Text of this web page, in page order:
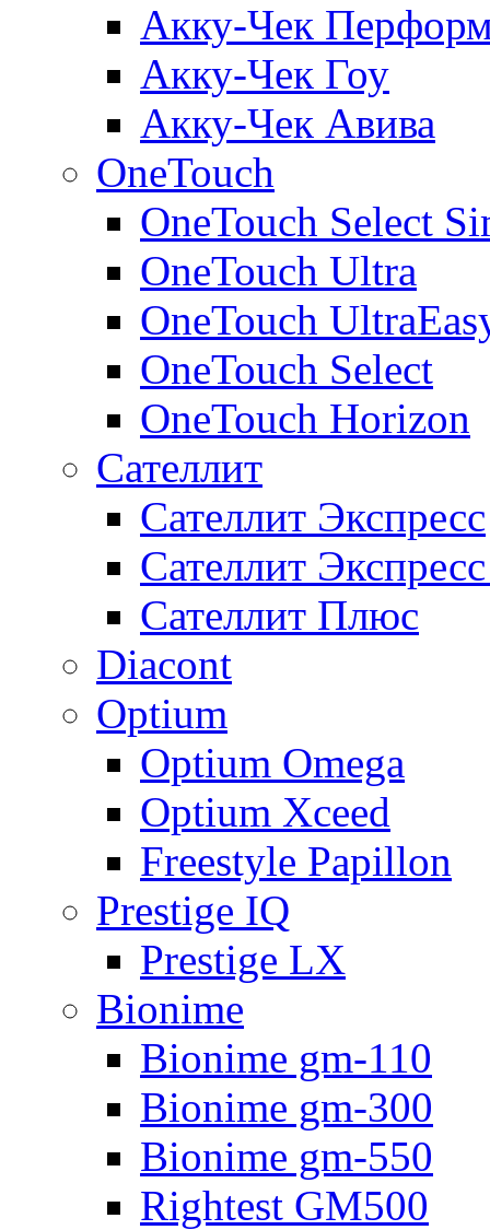
Акку-Чек
Акку-Чек Гоу
Акку-Чек Авива
OneTouch
OneTouch Select
OneTouch Ultra
OneTouch
OneTouch Select
OneTouch Horizon
Сателлит
Сателлит Экспресс
Сателлит
Сателлит Плюс
Diacont
Optium
Optium Omega
Optium Xceed
Freestyle Papillon
Prestige IQ
Prestige LX
Bionime
Bionime gm-110
Bionime gm-300
Bionime gm-550
Rightest GM500